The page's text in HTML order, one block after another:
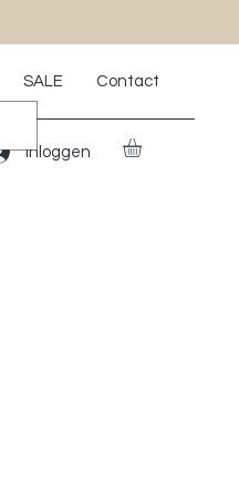
SALE Contact
Inloggen